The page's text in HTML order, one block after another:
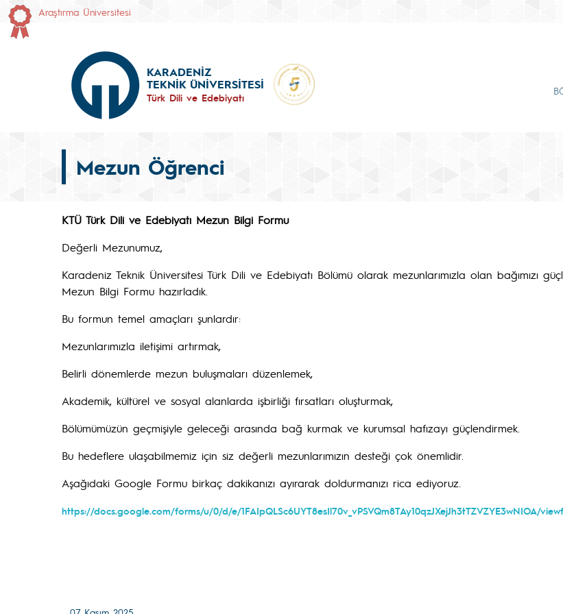
Araştırma Üniversitesi
KARADENİZ
TEKNİK ÜNİVERSİTESİ
Türk Dili ve Edebiyatı
Mezun Öğrenci
KTÜ Türk Dili ve Edebiyatı Mezun Bilgi Formu
Değerli Mezunumuz,
Karadeniz Teknik Üniversitesi Türk Dili ve Edebiyatı Bölümü olarak mezunlarımızla olan bağımızı
Mezun Bilgi Formu hazırladık.
Bu formun temel amaçları şunlardır:
Mezunlarımızla iletişimi artırmak,
Belirli dönemlerde mezun buluşmaları düzenlemek,
Akademik, kültürel ve sosyal alanlarda işbirliği fırsatları oluşturmak,
Bölümümüzün geçmişiyle geleceği arasında bağ kurmak ve kurumsal hafızayı güçlendirmek.
Bu hedeflere ulaşabilmemiz için siz değerli mezunlarımızın desteği çok önemlidir.
Aşağıdaki Google Formu birkaç dakikanızı ayırarak doldurmanızı rica ediyoruz.
https://docs.google.com/forms/u/0/d/e/1FAIpQLSc6UYT8esIl70v_vPSVQm8TAy10qzJXejJh3tTZVZYE3wNIOA/